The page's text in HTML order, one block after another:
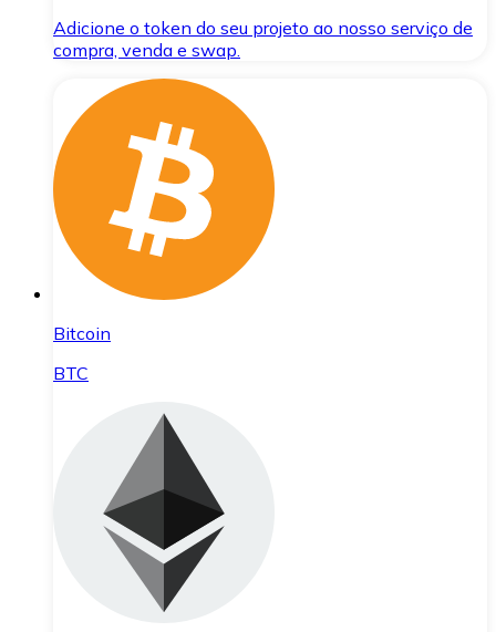
Adicione o token do seu projeto ao nosso serviço de
compra, venda e swap.
Bitcoin
BTC